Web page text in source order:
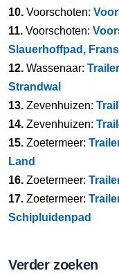
10. Voorschoten:
11. Voorschoten:
Slauerhoffpad,
12. Wassenaar:
Strandwal
13. Zevenhuizen:
14. Zevenhuizen:
15. Zoetermeer:
Land
16. Zoetermeer:
17. Zoetermeer:
Schipluidenpad
Verder zoeken